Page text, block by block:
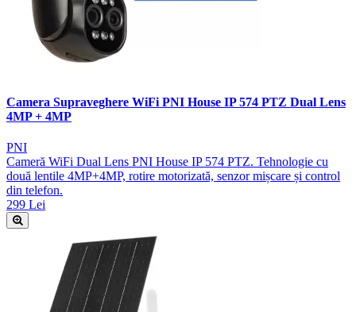
Camera Supraveghere WiFi PNI House IP 574 PTZ Dual Lens
4MP + 4MP
PNI
Cameră WiFi Dual Lens PNI House IP 574 PTZ. Tehnologie cu
două lentile 4MP+4MP, rotire motorizată, senzor mișcare și control
din telefon.
299 Lei